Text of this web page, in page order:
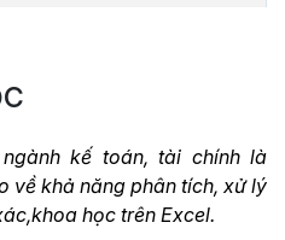
kế toán, tài chính là
về khả năng phân tích, xử lý
học trên Excel.